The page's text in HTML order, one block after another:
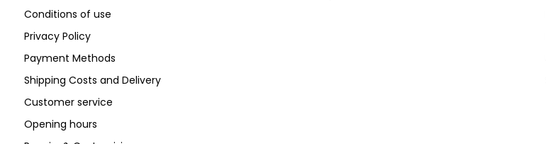
Conditions of use
Privacy Policy
Payment Methods
Shipping Costs and Delivery
Customer service
Opening hours